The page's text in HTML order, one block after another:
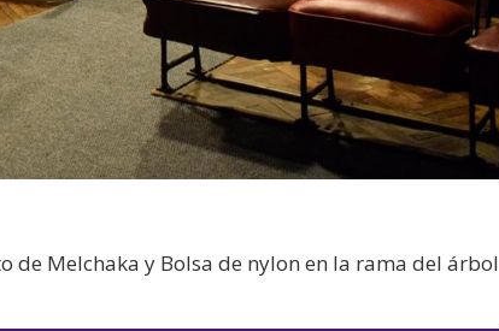
de Melchaka y Bolsa de nylon en la rama del árbol